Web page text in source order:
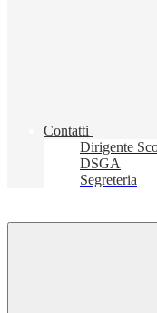
Contatti
Dirigente
DSGA
Segreteria